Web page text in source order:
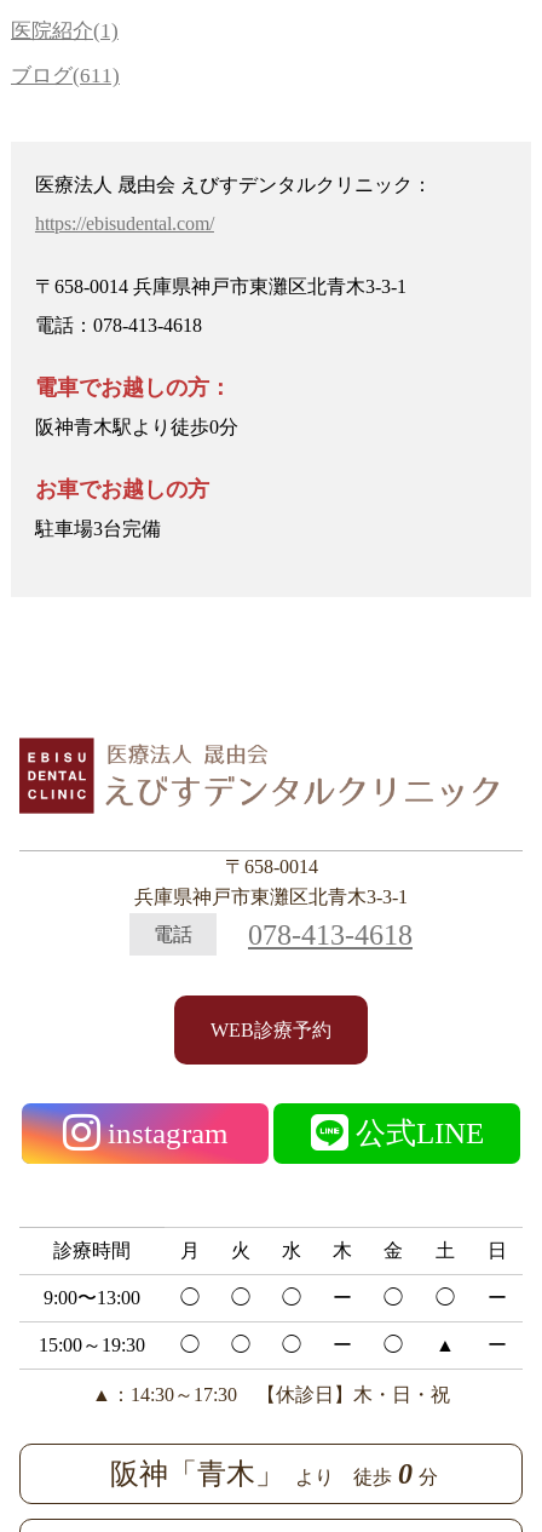
医院紹介(1)
ブログ(611)
医療法人 晟由会 えびすデンタルクリニック：
https://ebisudental.com/
〒658-0014 兵庫県神戸市東灘区北青木3-3-1
電話：078-413-4618
電車でお越しの方：
阪神青木駅より徒歩0分
お車でお越しの方
駐車場3台完備
〒658-0014
兵庫県神戸市東灘区北青木3-3-1
電話
078-413-4618
WEB診療予約
instagram 公式LINE
診療時間 月 火 水 木 金 土 日
9:00〜13:00 ◯ ◯ ◯ ー ◯ ◯ ー
15:00～19:30 ◯ ◯ ◯ ー ◯ ▲ ー
▲：14:30～17:30 【休診日】木・日・祝
阪神「青木」 より 徒歩 0 分